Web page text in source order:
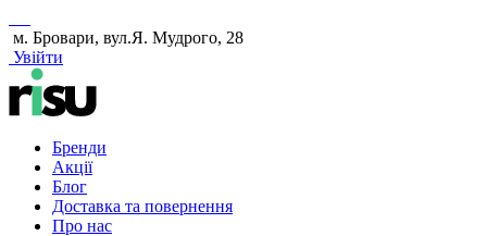
м. Бровари, вул.Я. Мудрого, 28
Увійти
Бренди
Акції
Блог
Доставка та повернення
Про нас